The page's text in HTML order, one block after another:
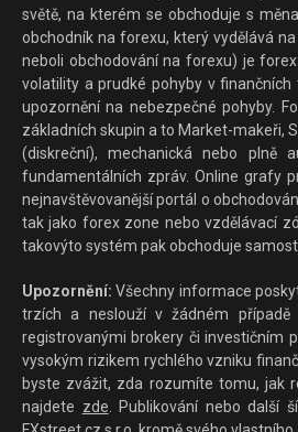
světě, na kterém se obchoduje s
obchodník na forexu, který vydělává
neboli obchodování na forexu) je
volatility a prudké pohyby v
upozornění na nebezpečné pohyby.
základních skupin a to Market-makeři,
(diskreční), mechanická nebo plně
fundamentálních zpráv. Online grafy
nejnavštěvovanější portál o
tak jako forex zone nebo vzdělávací
takovýto systém pak obchoduje
Upozornění: Všechny informace
trzích a neslouží v žádném případě
registrovanými brokery či investičním
vysokým rizikem rychlého vzniku
byste zvážit, zda rozumíte tomu, jak
najdete zde. Publikování nebo další